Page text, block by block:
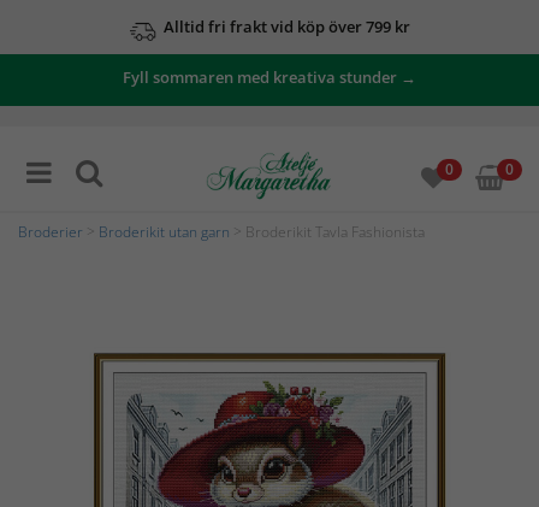
Alltid fri frakt vid köp över 799 kr
Fyll sommaren med kreativa stunder →
0 0
Broderier Broderikit utan garn > Broderikit Tavla Fashionista